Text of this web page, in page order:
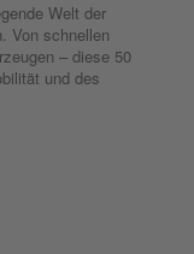
Welt der
Von schnellen
– diese 50
und des